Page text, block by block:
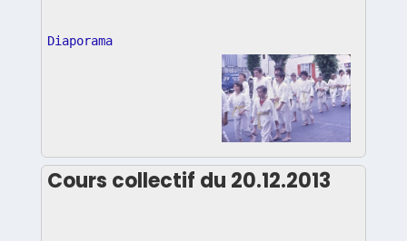
Diaporama
Cours collectif du 20.12.2013